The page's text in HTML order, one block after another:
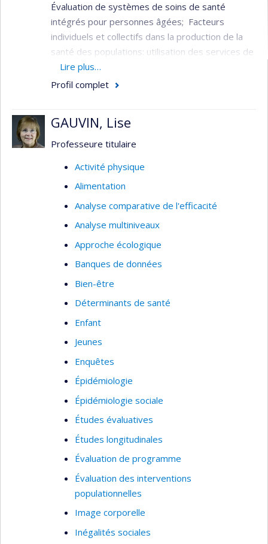
Évaluation de systèmes de soins de santé
intégrés pour personnes âgées; Facteurs
individuels et collectifs dans la production de la
santé des populations: utilisation des services de
santé, services aux personnes âgées,
financement du système de santé, fragilité chez
Il a été l’un des principaux responsables de la
projet de démonstration d’un système intégré
de services pour les personnes âgées (SIPA).
Lire plus…
Profil complet
GAUVIN, Lise
Professeure titulaire
Activité physique
Alimentation
Analyse comparative de l'efficacité
Analyse multiniveaux
Approche écologique
Banques de données
Bien-être
Déterminants de santé
Enfant
Jeunes
Enquêtes
Épidémiologie
Épidémiologie sociale
Études évaluatives
Études longitudinales
Évaluation de programme
Évaluation des interventions
populationnelles
Image corporelle
Inégalités sociales